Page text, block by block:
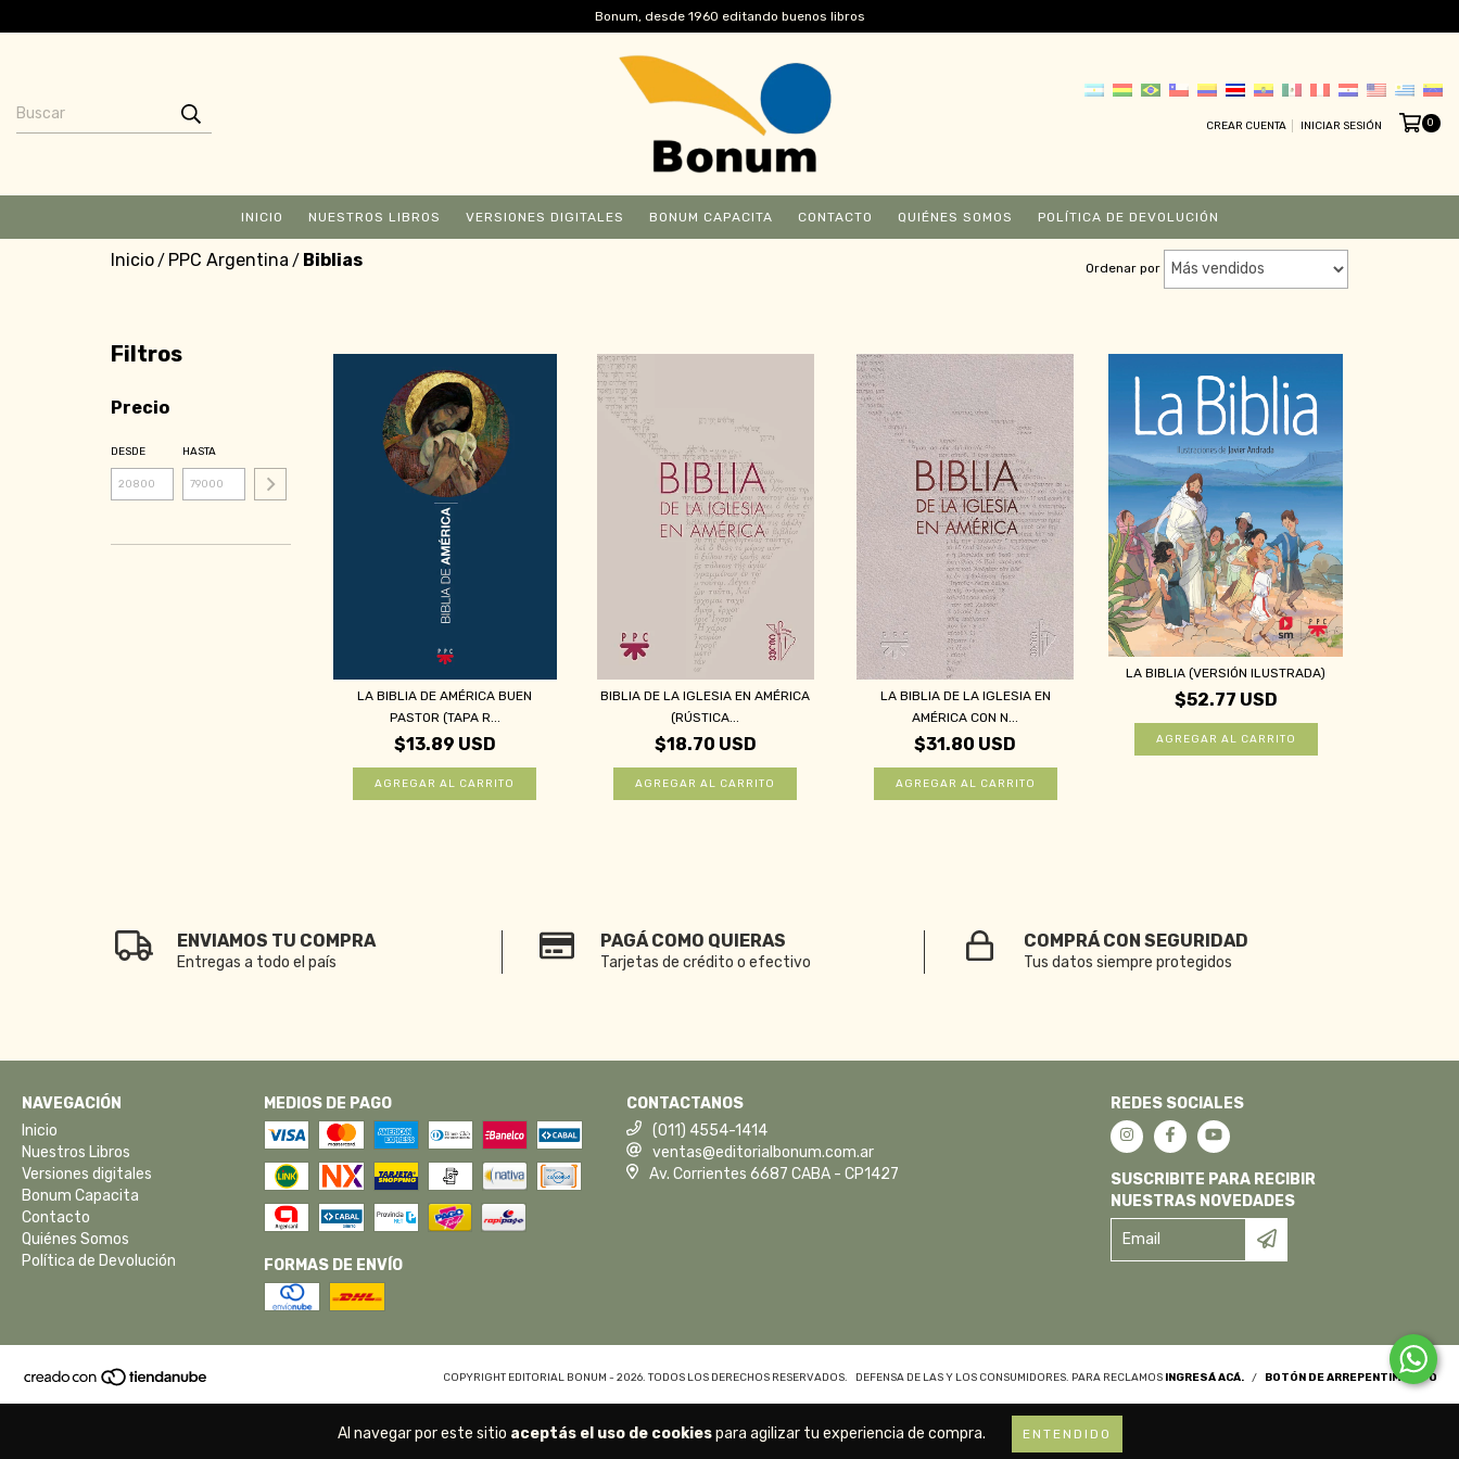
Al navegar por este sitio aceptás el uso de cookiespara agilizar tu experiencia de compra. ENTENDIDO
Bonum, desde 1960 editando buenos libros
CREAR CUENTA INICIAR SESIÓN 0
INICIO NUESTROS LIBROS VERSIONES DIGITALES BONUM CAPACITA CONTACTO QUIÉNES SOMOS POLÍTICA DE DEVOLUCIÓN
Inicio/ PPC Argentina / Biblias Ordenar por
Filtros
Precio
DESDE HASTA
LA BIBLIA DE AMÉRICA BUEN
PASTOR (TAPA R...
$13.89 USD
BIBLIA DE LA IGLESIA EN AMÉRICA
(RÚSTICA...
$18.70 USD
LA BIBLIA DE LA IGLESIA EN
AMÉRICA CON N...
$31.80 USD
LA BIBLIA (VERSIÓN ILUSTRADA)
$52.77 USD
ENVIAMOS TU COMPRA
Entregas a todo el país
PAGÁ COMO QUIERAS
Tarjetas de crédito o efectivo
COMPRÁ CON SEGURIDAD
Tus datos siempre protegidos
NAVEGACIÓN
Inicio
Nuestros Libros
Versiones digitales
Bonum Capacita
Contacto
Quiénes Somos
Política de Devolución
MEDIOS DE PAGO
FORMAS DE ENVÍO
CONTACTANOS
(011) 4554-1414
ventas@editorialbonum.com.ar
Av. Corrientes 6687 CABA - CP1427
REDES SOCIALES
SUSCRIBITE PARA RECIBIR
NUESTRAS NOVEDADES
COPYRIGHT EDITORIAL BONUM - 2026. TODOS LOS DERECHOS RESERVADOS. DEFENSA DE LAS Y LOS CONSUMIDORES. PARA RECLAMOS INGRESÁ ACÁ. / BOTÓN DE ARREPENTIMIENTO